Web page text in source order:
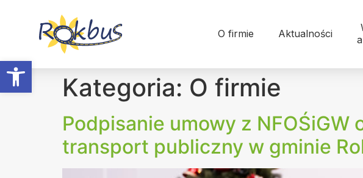
Otwórz pasek narzędzi
O firmie Aktualności
Kategoria: O firmie
Podpisanie umowy z
transport publiczny w gminie